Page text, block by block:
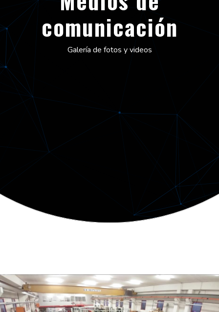
comunicación
Galería de fotos y videos